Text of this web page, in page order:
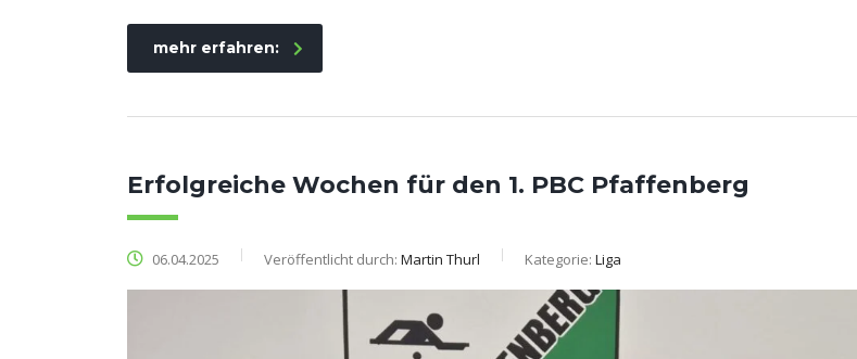
mehr erfahren:
Erfolgreiche Wochen für den 1. PBC Pfaffenberg
06.04.2025 Veröffentlicht durch: Martin Thurl Kategorie: Liga